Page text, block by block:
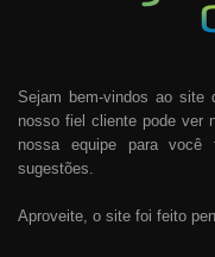
Sejam bem-vindos ao site
nosso fiel cliente pode ver
nossa equipe para
sugestões.
Aproveite, o site foi feito